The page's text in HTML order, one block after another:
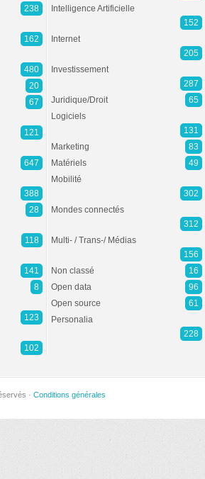
238
162
480
20
67
121
647
388
28
118
141
8
123
102
Intelligence Artificielle
152
Internet
205
Investissement
287
Juridique/Droit
65
Logiciels
131
Marketing
83
Matériels
49
Mobilité
302
Mondes connectés
312
Multi- / Trans-/ Médias
156
Non classé
16
Open data
96
Open source
61
Personalia
228
· Conditions générales